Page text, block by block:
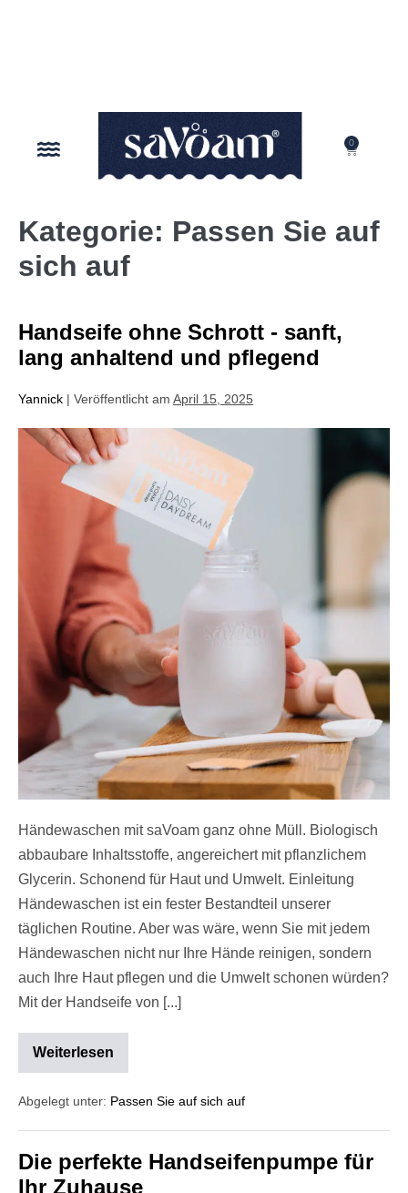
0
Kategorie: Passen Sie auf
sich auf
Handseife ohne Schrott - sanft,
lang anhaltend und pflegend
Yannick | Veröffentlicht am April 15, 2025
Händewaschen mit saVoam ganz ohne Müll. Biologisch
abbaubare Inhaltsstoffe, angereichert mit pflanzlichem
Glycerin. Schonend für Haut und Umwelt. Einleitung
Händewaschen ist ein fester Bestandteil unserer
täglichen Routine. Aber was wäre, wenn Sie mit jedem
Händewaschen nicht nur Ihre Hände reinigen, sondern
auch Ihre Haut pflegen und die Umwelt schonen würden?
Mit der Handseife von [...]
Weiterlesen
Abgelegt unter: Passen Sie auf sich auf
Die perfekte Handseifenpumpe für
Ihr Zuhause